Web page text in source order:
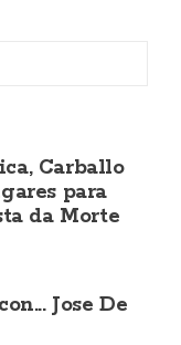
Carballo
para
da Morte
Jose De